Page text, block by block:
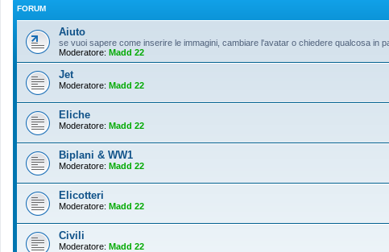
FORUM
Aiuto
se vuoi sapere come inserire le immagini, cambiare l'avatar o chiedere qualcosa in
Moderatore: Madd 22
Jet
Moderatore: Madd 22
Eliche
Moderatore: Madd 22
Biplani & WW1
Moderatore: Madd 22
Elicotteri
Moderatore: Madd 22
Civili
Moderatore: Madd 22